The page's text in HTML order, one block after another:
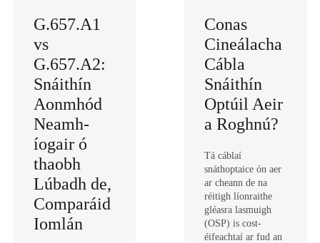
G.657.A1
vs
G.657.A2:
Snáithín
Aonmhód
Neamh-
íogair ó
thaobh
Lúbadh de,
Comparáid
Iomlán
Conas
Cineálacha
Cábla
Snáithín
Optúil Aeir
a Roghnú?
Tá cáblaí
snáthoptaice ón aer
ar cheann de na
réitigh líonraithe
gléasra lasmuigh
(OSP) is cost-
éifeachtaí ar fud an